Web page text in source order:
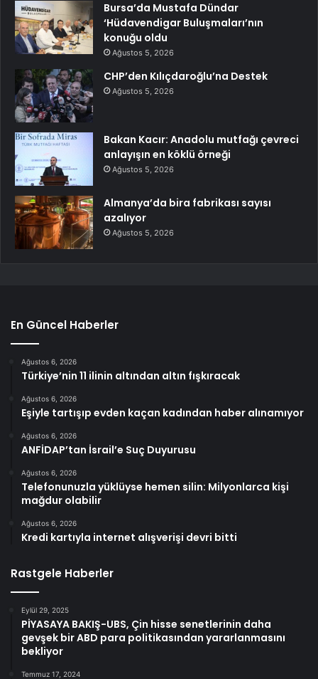
Bursa’da Mustafa Dündar
‘Hüdavendigar Buluşmaları’nın
konuğu oldu
Ağustos 5, 2026
CHP’den Kılıçdaroğlu’na Destek
Ağustos 5, 2026
Bakan Kacır: Anadolu mutfağı çevreci
anlayışın en köklü örneği
Ağustos 5, 2026
Almanya’da bira fabrikası sayısı
azalıyor
Ağustos 5, 2026
En Güncel Haberler
Ağustos 6, 2026
Türkiye’nin 11 ilinin altından altın fışkıracak
Ağustos 6, 2026
Eşiyle tartışıp evden kaçan kadından haber alınamıyor
Ağustos 6, 2026
ANFİDAP’tan İsrail’e Suç Duyurusu
Ağustos 6, 2026
Telefonunuzla yüklüyse hemen silin: Milyonlarca kişi
mağdur olabilir
Ağustos 6, 2026
Kredi kartıyla internet alışverişi devri bitti
Rastgele Haberler
Eylül 29, 2025
PİYASAYA BAKIŞ-UBS, Çin hisse senetlerinin daha
gevşek bir ABD para politikasından yararlanmasını
bekliyor
Temmuz 17, 2024